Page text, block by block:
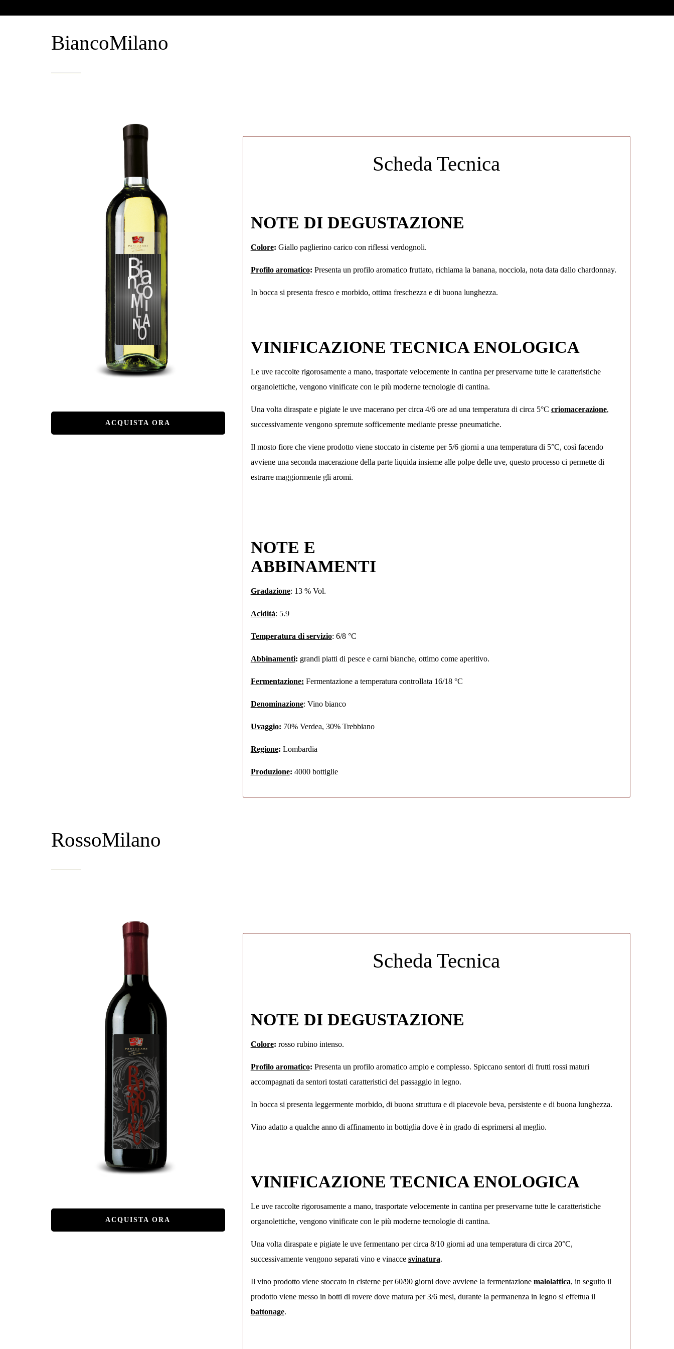
BiancoMilano
ACQUISTA ORA
Scheda Tecnica
NOTE DI DEGUSTAZIONE
Colore: Giallo paglierino carico con riflessi verdognoli.
Profilo aromatico: Presenta un profilo aromatico fruttato, richiama la banana, nocciola, nota data dallo chardonnay.
In bocca si presenta fresco e morbido, ottima freschezza e di buona lunghezza.
VINIFICAZIONE TECNICA ENOLOGICA
Le uve raccolte rigorosamente a mano, trasportate velocemente in cantina per preservarne tutte le caratteristiche
organolettiche, vengono vinificate con le più moderne tecnologie di cantina.
Una volta diraspate e pigiate le uve macerano per circa 4/6 ore ad una temperatura di circa 5°C criomacerazione,
successivamente vengono spremute sofficemente mediante presse pneumatiche.
Il mosto fiore che viene prodotto viene stoccato in cisterne per 5/6 giorni a una temperatura di 5°C, così facendo
avviene una seconda macerazione della parte liquida insieme alle polpe delle uve, questo processo ci permette di
estrarre maggiormente gli aromi.
NOTE E
ABBINAMENTI
Gradazione: 13 % Vol.
Acidità: 5.9
Temperatura di servizio: 6/8 °C
Abbinamenti: grandi piatti di pesce e carni bianche, ottimo come aperitivo.
Fermentazione: Fermentazione a temperatura controllata 16/18 °C
Denominazione: Vino bianco
Uvaggio: 70% Verdea, 30% Trebbiano
Regione: Lombardia
Produzione: 4000 bottiglie
RossoMilano
ACQUISTA ORA
Scheda Tecnica
NOTE DI DEGUSTAZIONE
Colore: rosso rubino intenso.
Profilo aromatico: Presenta un profilo aromatico ampio e complesso. Spiccano sentori di frutti rossi maturi
accompagnati da sentori tostati caratteristici del passaggio in legno.
In bocca si presenta leggermente morbido, di buona struttura e di piacevole beva, persistente e di buona lunghezza.
Vino adatto a qualche anno di affinamento in bottiglia dove è in grado di esprimersi al meglio.
VINIFICAZIONE TECNICA ENOLOGICA
Le uve raccolte rigorosamente a mano, trasportate velocemente in cantina per preservarne tutte le caratteristiche
organolettiche, vengono vinificate con le più moderne tecnologie di cantina.
Una volta diraspate e pigiate le uve fermentano per circa 8/10 giorni ad una temperatura di circa 20°C,
successivamente vengono separati vino e vinacce svinatura.
Il vino prodotto viene stoccato in cisterne per 60/90 giorni dove avviene la fermentazione malolattica, in seguito il
prodotto viene messo in botti di rovere dove matura per 3/6 mesi, durante la permanenza in legno si effettua il
battonage.